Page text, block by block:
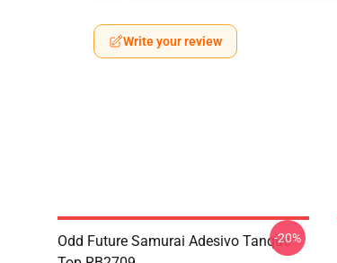
Write your review
Odd Future Samurai Adesivo Tanque
-20%